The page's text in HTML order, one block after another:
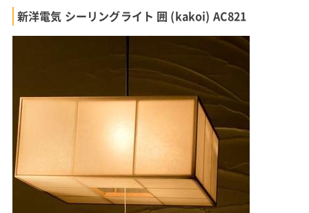
新洋電気 シーリングライト 囲 (kakoi) AC821